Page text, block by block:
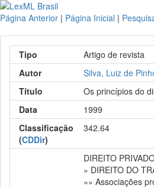
Página Anterior | Página Inicial |
Tipo
Artigo de revista
Autor
Silva, Luiz de
Título
Os princípios do
Data
1999
Classificação
(CDDir)
342.64
DIREITO
» DIREITO DO
»» Associações